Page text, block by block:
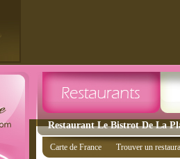
Restaurant Le Bistrot De La
Carte de France Trouver un